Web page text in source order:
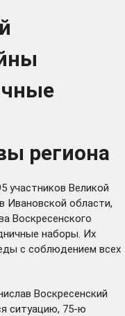
региона
участников Великой
Ивановской области,
Воскресенского
наборы. Их
с соблюдением всех
Воскресенский
ситуацию, 75-ю